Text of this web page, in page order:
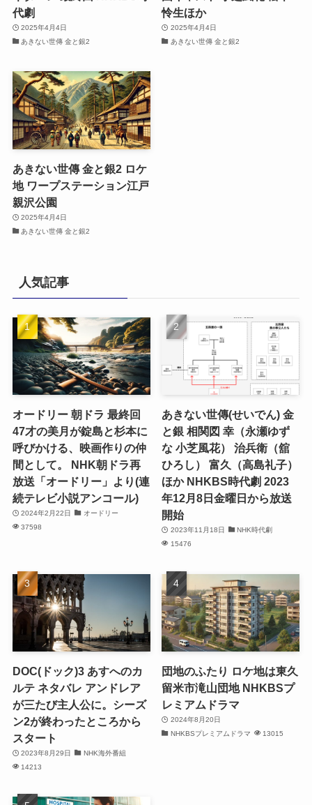
代劇
2025年4月4日
あきない世傳 金と銀2
怜生ほか
2025年4月4日
あきない世傳 金と銀2
あきない世傳 金と銀2 ロケ
地 ワープステーション江戸
親沢公園
2025年4月4日
あきない世傳 金と銀2
人気記事
オードリー 朝ドラ 最終回
47才の美月が錠島と杉本に
呼びかける、映画作りの仲
間として。 NHK朝ドラ再
放送「オードリー」より(連
続テレビ小説アンコール)
2024年2月22日
オードリー
37598
あきない世傳(せいでん) 金
と銀 相関図 幸（永瀬ゆず
な 小芝風花） 治兵衛（舘
ひろし） 富久（高島礼子）
ほか NHKBS時代劇 2023
年12月8日金曜日から放送
開始
2023年11月18日
NHK時代劇
15476
DOC(ドック)3 あすへのカ
ルテ ネタバレ アンドレア
が三たび主人公に。シーズ
ン2が終わったところから
スタート
2023年8月29日
NHK海外番組
14213
団地のふたり ロケ地は東久
留米市滝山団地 NHKBSプ
レミアムドラマ
2024年8月20日
NHKBSプレミアムドラマ
13015